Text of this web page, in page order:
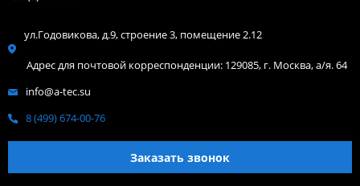
ул.Годовикова, д.9, строение 3, помещение 2.12
Адрес для почтовой корреспонденции: 129085, г. Москва, а/я. 64
info@a-tec.su
8 (499) 674-00-76
Заказать звонок